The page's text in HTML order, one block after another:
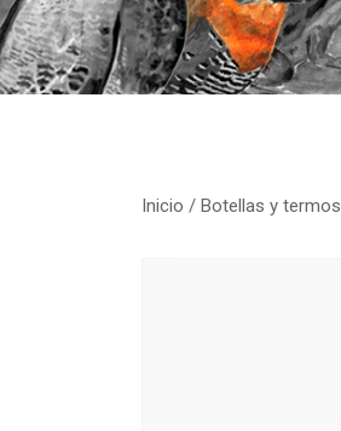
Inicio / Botellas y termos